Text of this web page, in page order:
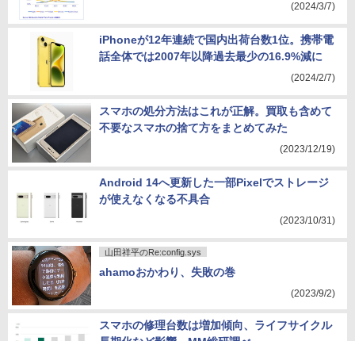
(2024/3/7)
iPhoneが12年連続で国内出荷台数1位。携帯電
話全体では2007年以降過去最少の16.9%減に
(2024/2/7)
スマホの処分方法はこれが正解。買取も含めて
不要なスマホの捨て方をまとめてみた
(2023/12/19)
Android 14へ更新した一部Pixelでストレージ
が使えなくなる不具合
(2023/10/31)
山田祥平のRe:config.sys
ahamoおかわり、失敗の巻
(2023/9/2)
スマホの修理台数は増加傾向、ライフサイクル